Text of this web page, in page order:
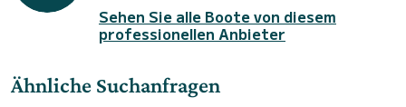
Sehen Sie alle Boote von diesem
professionellen Anbieter
Ähnliche Suchanfragen